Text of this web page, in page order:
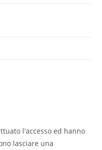
l'accesso ed hanno
lasciare una